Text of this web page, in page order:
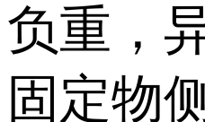
负重，
固定物